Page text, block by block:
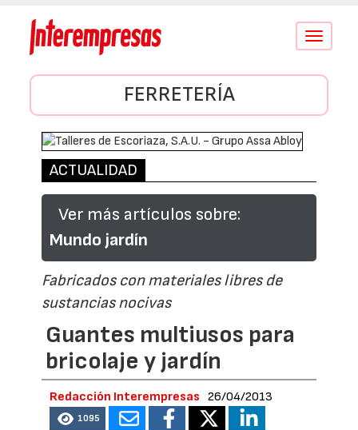
Conmutar
FERRETERÍA
ACTUALIDAD
Ver más artículos sobre:
Mundo jardín
Fabricados con materiales libres de
sustancias nocivas
Guantes multiusos para
bricolaje y jardín
Redacción Interempresas 26/04/2013
1095